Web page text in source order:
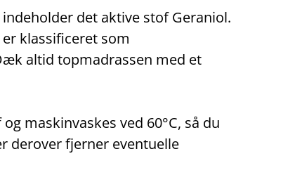
det aktive stof Geraniol.
klassificeret som
altid topmadrassen med et
maskinvaskes ved 60°C, så du
derover fjerner eventuelle